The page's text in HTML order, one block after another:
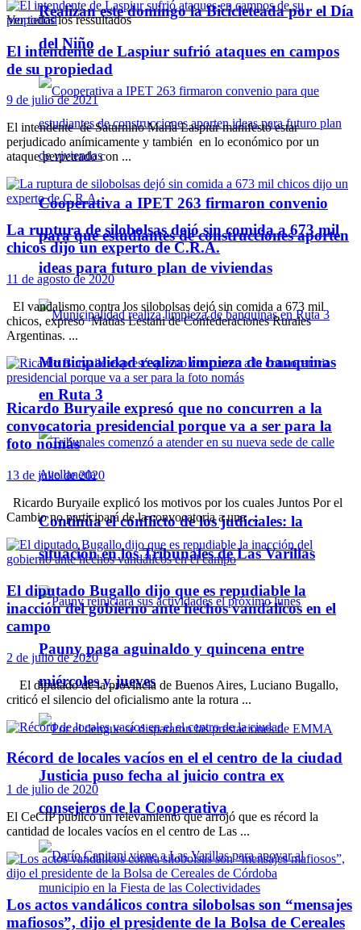
Realizan este domingo la Bicicleteada por el Día
del Niño
Cooperativa a IPET 263 firmaron convenio
para que estudiantes de construcciones aporten
ideas para futuro plan de viviendas
Municipalidad realiza limpieza de banquinas
en Ruta 3
Continúa el conflicto de los judiciales: la
situación en los Tribunales de Las Varillas
Pauny paga aguinaldo y quincena entre
miércoles y jueves
Justicia puso fecha al juicio contra ex
consejeros de la Cooperativa
Ver todos los ressultados
El intendente de Laspiur sufrió ataques en campos
de su propiedad
9 de julio de 2021
El intendente de Saturnino María Laspiur manifestó estar
perjudicado anímicamente y también en lo económico por un
ataque perpetrado con ...
La ruptura de silobolsas dejó sin comida a 673 mil
chicos dijo un experto de C.R.A.
11 de agosto de 2020
El vandalismo contra los silobolsas dejó sin comida a 673 mil
chicos, expresó Matías Lestani de Confederaciones Rurales
Argentinas. ...
Ricardo Buryaile expresó que no concurren a la
convocatoria presidencial porque va a ser para la
foto nomás
13 de julio de 2020
Ricardo Buryaile explicó los motivos por los cuales Juntos Por el
Cambio no participará de la convocatoria a una ...
El diputado Bugallo dijo que es repudiable la
inacción del gobierno ante hechos vandálicos en el
campo
2 de julio de 2020
El diputado de la provincia de Buenos Aires, Luciano Bugallo,
criticó el silencio del oficialismo ante la rotura ...
Récord de locales vacíos en el el centro de la ciudad
1 de julio de 2020
El CeCIP publicó un relevamiento que arrojó que es récord la
cantidad de locales vacíos en el centro de Las ...
Los actos vandálicos contra silobolsas son “mensajes
mafiosos”, dijo el presidente de la Bolsa de Cereales